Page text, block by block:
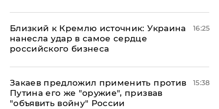
Близкий к Кремлю источник: Украина
нанесла удар в самое сердце
российского бизнеса
16:25
Закаев предложил применить против
Путина его же "оружие", призвав
"объявить войну" России
15:38